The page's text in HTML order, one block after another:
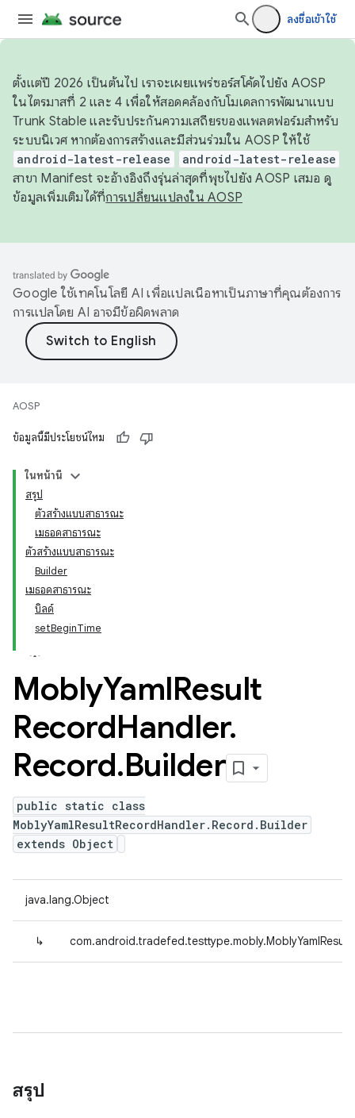
ลงชื่อเข้าใช้
ตั้งแต่ปี 2026 เป็นต้นไป เราจะเผยแพร่ซอร์สโค้ดไปยัง AOSP
ในไตรมาสที่ 2 และ 4 เพื่อให้สอดคล้องกับโมเดลการพัฒนาแบบ
Trunk Stable และรับประกันความเสถียรของแพลตฟอร์มสำหรับ
ระบบนิเวศ หากต้องการสร้างและมีส่วนร่วมใน AOSP ให้ใช้
android-latest-release android-latest-release
สาขา Manifest จะอ้างอิงถึงรุ่นล่าสุดที่พุชไปยัง AOSP เสมอ ดู
ข้อมูลเพิ่มเติมได้ที่การเปลี่ยนแปลงใน AOSP
Google ใช้เทคโนโลยี AI เพื่อแปลเนื้อหาเป็นภาษาที่คุณต้องการ
การแปลโดย AI อาจมีข้อผิดพลาด
AOSP
ข้อมูลนี้มีประโยชน์ไหม
ในหน้านี้
สรุป
ตัวสร้างแบบสาธารณะ
เมธอดสาธารณะ
ตัวสร้างแบบสาธารณะ
Builder
เมธอดสาธารณะ
บิลด์
setBeginTime
MoblyYamlResult
RecordHandler.
Record.Builder
public static class
MoblyYamlResultRecordHandler.Record.Builder
extends Object
java.lang.Object
↳
สรุป